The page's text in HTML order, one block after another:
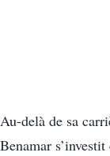
Au-delà de sa
Benamar